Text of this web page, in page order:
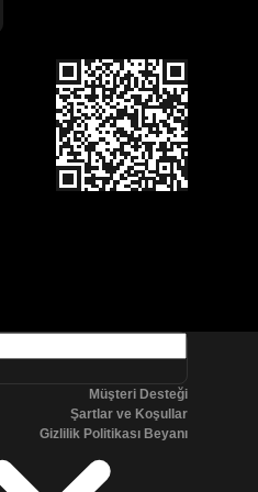
Müşteri Desteği
Şartlar ve Koşullar
Gizlilik Politikası Beyanı